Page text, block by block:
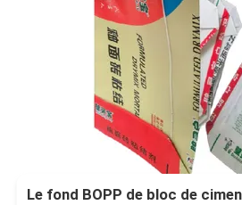
Le fond BOPP de bloc de